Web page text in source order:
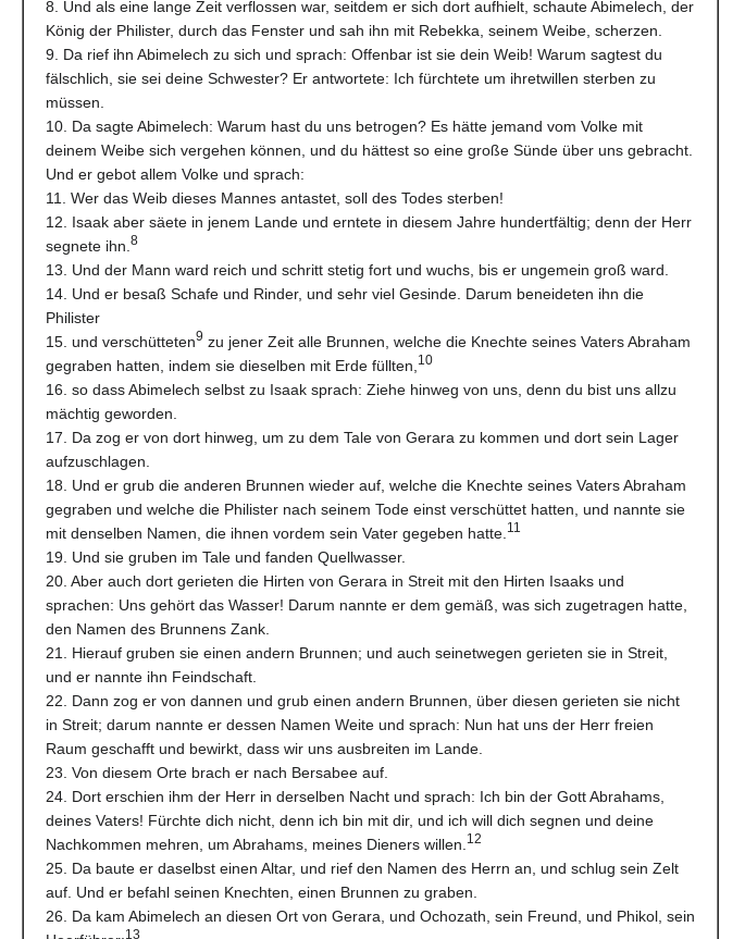
8. Und als eine lange Zeit verflossen war, seitdem er sich dort aufhielt, schaute Abimelech, der
König der Philister, durch das Fenster und sah ihn mit Rebekka, seinem Weibe, scherzen.
9. Da rief ihn Abimelech zu sich und sprach: Offenbar ist sie dein Weib! Warum sagtest du
fälschlich, sie sei deine Schwester? Er antwortete: Ich fürchtete um ihretwillen sterben zu
müssen.
10. Da sagte Abimelech: Warum hast du uns betrogen? Es hätte jemand vom Volke mit
deinem Weibe sich vergehen können, und du hättest so eine große Sünde über uns gebracht.
Und er gebot allem Volke und sprach:
11. Wer das Weib dieses Mannes antastet, soll des Todes sterben!
12. Isaak aber säete in jenem Lande und erntete in diesem Jahre hundertfältig; denn der Herr
segnete ihn. 8
13. Und der Mann ward reich und schritt stetig fort und wuchs, bis er ungemein groß ward.
14. Und er besaß Schafe und Rinder, und sehr viel Gesinde. Darum beneideten ihn die
Philister
15. und verschütteten9 zu jener Zeit alle Brunnen, welche die Knechte seines Vaters Abraham
gegraben hatten, indem sie dieselben mit Erde füllten, 10
16. so dass Abimelech selbst zu Isaak sprach: Ziehe hinweg von uns, denn du bist uns allzu
mächtig geworden.
17. Da zog er von dort hinweg, um zu dem Tale von Gerara zu kommen und dort sein Lager
aufzuschlagen.
18. Und er grub die anderen Brunnen wieder auf, welche die Knechte seines Vaters Abraham
gegraben und welche die Philister nach seinem Tode einst verschüttet hatten, und nannte sie
mit denselben Namen, die ihnen vordem sein Vater gegeben hatte. 11
19. Und sie gruben im Tale und fanden Quellwasser.
20. Aber auch dort gerieten die Hirten von Gerara in Streit mit den Hirten Isaaks und
sprachen: Uns gehört das Wasser! Darum nannte er dem gemäß, was sich zugetragen hatte,
den Namen des Brunnens Zank.
21. Hierauf gruben sie einen andern Brunnen; und auch seinetwegen gerieten sie in Streit,
und er nannte ihn Feindschaft.
22. Dann zog er von dannen und grub einen andern Brunnen, über diesen gerieten sie nicht
in Streit; darum nannte er dessen Namen Weite und sprach: Nun hat uns der Herr freien
Raum geschafft und bewirkt, dass wir uns ausbreiten im Lande.
23. Von diesem Orte brach er nach Bersabee auf.
24. Dort erschien ihm der Herr in derselben Nacht und sprach: Ich bin der Gott Abrahams,
deines Vaters! Fürchte dich nicht, denn ich bin mit dir, und ich will dich segnen und deine
Nachkommen mehren, um Abrahams, meines Dieners willen. 12
25. Da baute er daselbst einen Altar, und rief den Namen des Herrn an, und schlug sein Zelt
auf. Und er befahl seinen Knechten, einen Brunnen zu graben.
26. Da kam Abimelech an diesen Ort von Gerara, und Ochozath, sein Freund, und Phikol, sein
13